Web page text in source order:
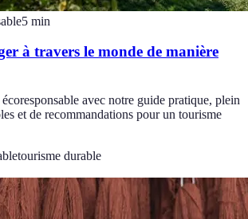
5 min
à travers le monde de manière
avec notre guide pratique, plein
et de recommandations pour un tourisme
tourisme durable